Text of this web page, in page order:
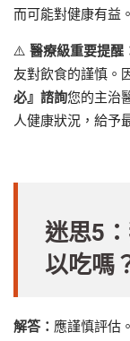
而可能對健康有益。
⚠️ 醫療級重要提醒
友對飲食的謹慎。
必』諮詢您的主治
人健康狀況，給予
迷思5
以吃嗎
解答： 應謹慎評估